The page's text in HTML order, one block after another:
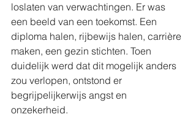
loslaten van verwachtingen. Er was
een beeld van een toekomst. Een
diploma halen, rijbewijs halen, carrière
maken, een gezin stichten. Toen
duidelijk werd dat dit mogelijk anders
zou verlopen, ontstond er
begrijpelijkerwijs angst en
onzekerheid.